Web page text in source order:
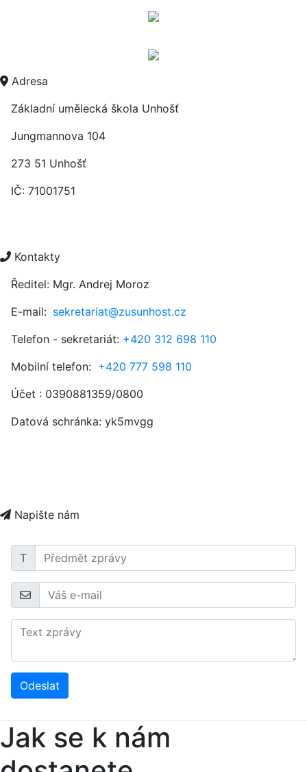
Adresa
Základní umělecká škola Unhošť
Jungmannova 104
273 51 Unhošť
IČ: 71001751
Kontakty
Ředitel: Mgr. Andrej Moroz
E-mail: sekretariat@zusunhost.cz
Telefon - sekretariát: +420 312 698 110
Mobilní telefon: +420 777 598 110
Účet : 0390881359/0800
Datová schránka: yk5mvgg
Napište nám
T
Odeslat
Jak se k nám